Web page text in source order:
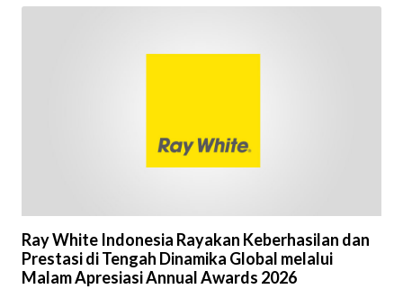
kepemilikan hunian maupun investasi properti. Namun
fokus pada harga atau lokasi tanpa memperhatikan
Ray White Indonesia Rayakan Keberhasilan dan
Prestasi di Tengah Dinamika Global melalui
Malam Apresiasi Annual Awards 2026